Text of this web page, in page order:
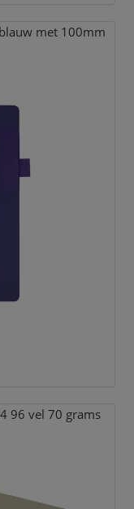
met 100mm
96 vel 70 grams